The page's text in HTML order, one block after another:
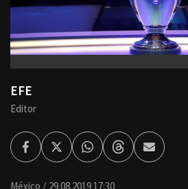
EFE
Editor
FacebookTwitterWhatsappThreadsEnviar
por
México 29.08.2019 17:30